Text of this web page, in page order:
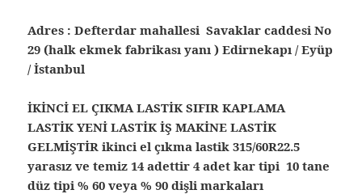
Adres : Defterdar mahallesi Savaklar caddesi No
29 (halk ekmek fabrikası yanı ) Edirnekapı / Eyüp
/ İstanbul
İKİNCİ EL ÇIKMA LASTİK SIFIR KAPLAMA
LASTİK YENİ LASTİK İŞ MAKİNE LASTİK
GELMİŞTİR ikinci el çıkma lastik 315/60R22.5
yarasız ve temiz 14 adettir 4 adet kar tipi 10 tane
düz tipi % 60 veya % 90 dişli markaları